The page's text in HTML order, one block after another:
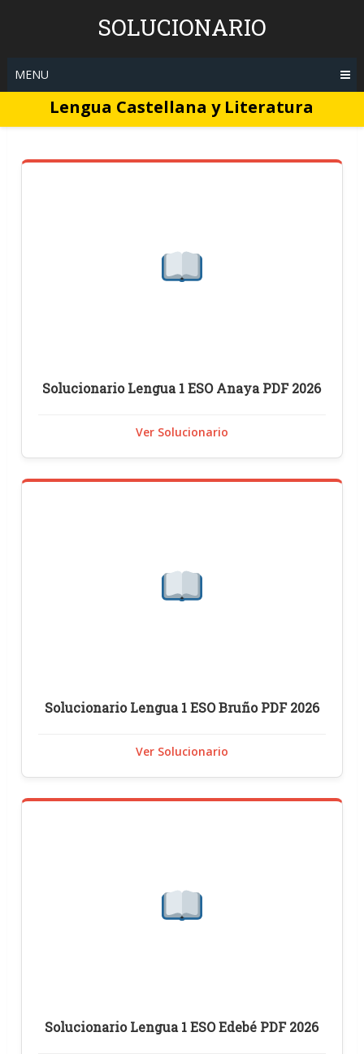
SOLUCIONARIO
MENU
Lengua Castellana y Literatura
Solucionario Lengua 1 ESO Anaya PDF 2026
Ver Solucionario
Solucionario Lengua 1 ESO Bruño PDF 2026
Ver Solucionario
Solucionario Lengua 1 ESO Edebé PDF 2026